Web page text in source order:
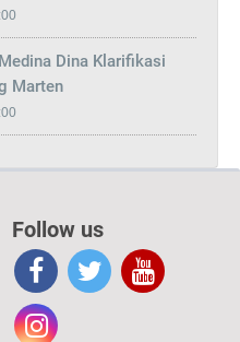
Dina Klarifikasi
Marten
Follow us